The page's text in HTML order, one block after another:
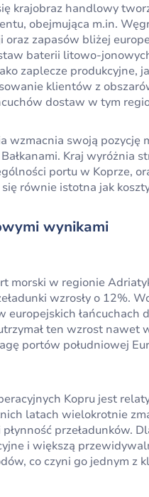
krajobraz handlowy
obejmująca m.in.
oraz zapasów bliżej
baterii litowo-
zaplecze produkcyjne,
klientów z
dostaw w tym
wzmacnia swoją pozycję
Kraj wyróżnia
portu w Koprze,
równie istotna jak
wynikami
morski w regionie
wzrosły o 12%.
łańcuchach
ten wzrost nawet
portów południowej
Kopru jest
latach wielokrotnie
przeładunków.
i większą
co czyni go jednym